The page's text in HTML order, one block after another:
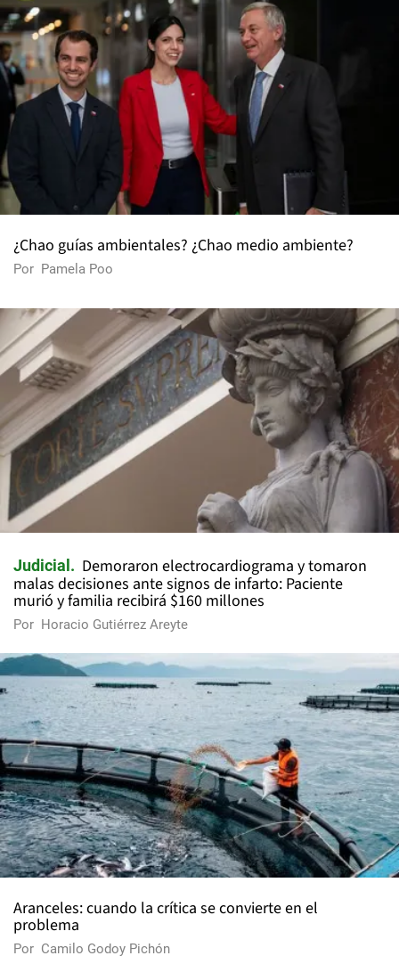
¿Chao guías ambientales? ¿Chao medio ambiente?
Por Pamela Poo
Judicial
Demoraron electrocardiograma y tomaron
malas decisiones ante signos de infarto: Paciente
murió y familia recibirá $160 millones
Por Horacio Gutiérrez Areyte
Aranceles: cuando la crítica se convierte en el
problema
Por Camilo Godoy Pichón